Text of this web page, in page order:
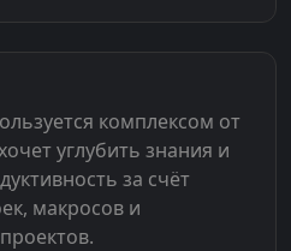
комплексом от
углубить знания и
за счёт
макросов и